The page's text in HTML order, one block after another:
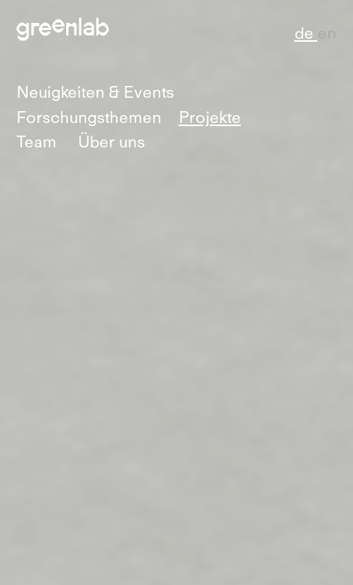
Neuigkeiten & Events
Forschungsthemen
Projekte
Team
Über uns
de